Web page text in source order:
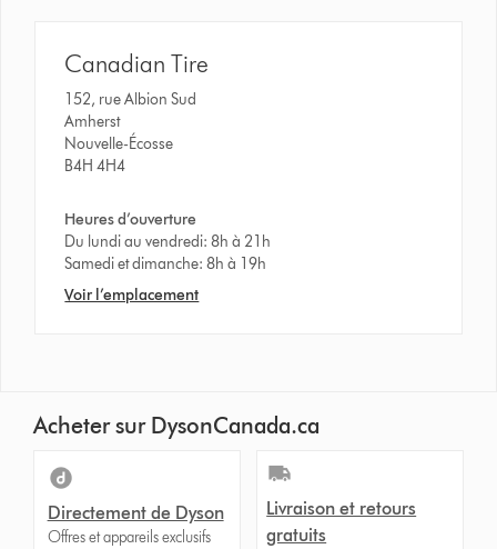
Canadian Tire
152, rue Albion Sud
Amherst
Nouvelle-Écosse
B4H 4H4
Heures d’ouverture
Du lundi au vendredi: 8h à 21h
Samedi et dimanche: 8h à 19h
Voir l’emplacement
Acheter sur DysonCanada.ca
Directement de Dyson
Offres et appareils exclusifs
Livraison et retours
gratuits